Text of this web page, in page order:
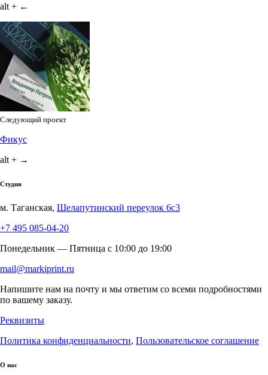
alt + ←
Следующий проект
Фикус
alt + →
Студия
м. Таганская, Шелапутинский переулок 6с3
+7 495 085-04-20
Понедельник — Пятница c 10:00 до 19:00
mail@markiprint.ru
Напишите нам на почту и мы ответим со всеми подробностями
по вашему заказу.
Реквизиты
Политика конфиденциальности, Пользовательское соглашение
О нас